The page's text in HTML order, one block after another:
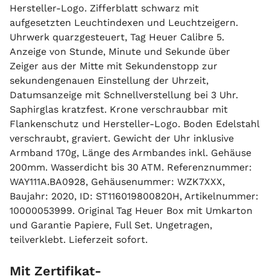
Hersteller-Logo. Zifferblatt schwarz mit
aufgesetzten Leuchtindexen und Leuchtzeigern.
Uhrwerk quarzgesteuert, Tag Heuer Calibre 5.
Anzeige von Stunde, Minute und Sekunde über
Zeiger aus der Mitte mit Sekundenstopp zur
sekundengenauen Einstellung der Uhrzeit,
Datumsanzeige mit Schnellverstellung bei 3 Uhr.
Saphirglas kratzfest. Krone verschraubbar mit
Flankenschutz und Hersteller-Logo. Boden Edelstahl
verschraubt, graviert. Gewicht der Uhr inklusive
Armband 170g, Länge des Armbandes inkl. Gehäuse
200mm. Wasserdicht bis 30 ATM. Referenznummer:
WAY111A.BA0928, Gehäusenummer: WZK7XXX,
Baujahr: 2020, ID: ST116019800820H, Artikelnummer:
10000053999. Original Tag Heuer Box mit Umkarton
und Garantie Papiere, Full Set. Ungetragen,
teilverklebt. Lieferzeit sofort.
Mit Zertifikat-